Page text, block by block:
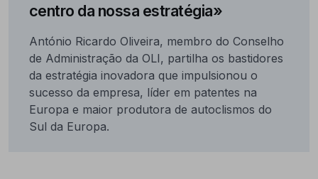
centro da nossa estratégia»
António Ricardo Oliveira, membro do Conselho
de Administração da OLI, partilha os bastidores
da estratégia inovadora que impulsionou o
sucesso da empresa, líder em patentes na
Europa e maior produtora de autoclismos do
Sul da Europa.